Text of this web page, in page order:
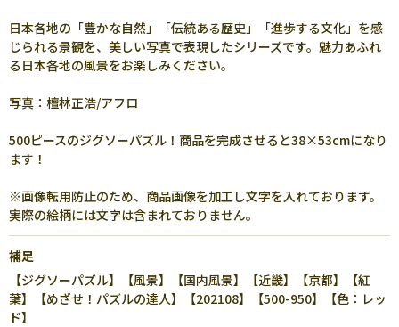
日本各地の「豊かな自然」「伝統ある歴史」「進歩する文化」を感
じられる景観を、美しい写真で表現したシリーズです。魅力あふれ
る日本各地の風景をお楽しみください。
写真：檀林正浩/アフロ
500ピースのジグソーパズル！商品を完成させると38×53cmになり
ます！
※画像転用防止のため、商品画像を加工し文字を入れております。
実際の絵柄には文字は含まれておりません。
補足
【ジグソーパズル】【風景】【国内風景】【近畿】【京都】【紅
葉】【めざせ！パズルの達人】【202108】【500-950】【色：レッ
ド】